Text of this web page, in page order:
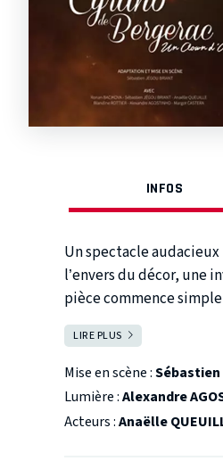
INFOS
Un spectacle
l’envers du décor, une
pièce commence
cirque et de théâtre,
faible lueur. Et le
doucement lui donne
parallèle avec la
perpétuelle » dans
LIRE PLUS
Mise en scène :Sébastien
Lumière :Alexandre
Acteurs :Anaëlle